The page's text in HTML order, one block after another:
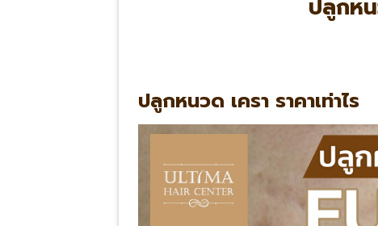
ปลูกหน
ปลูกหนวด เครา ราคาเท่าไร